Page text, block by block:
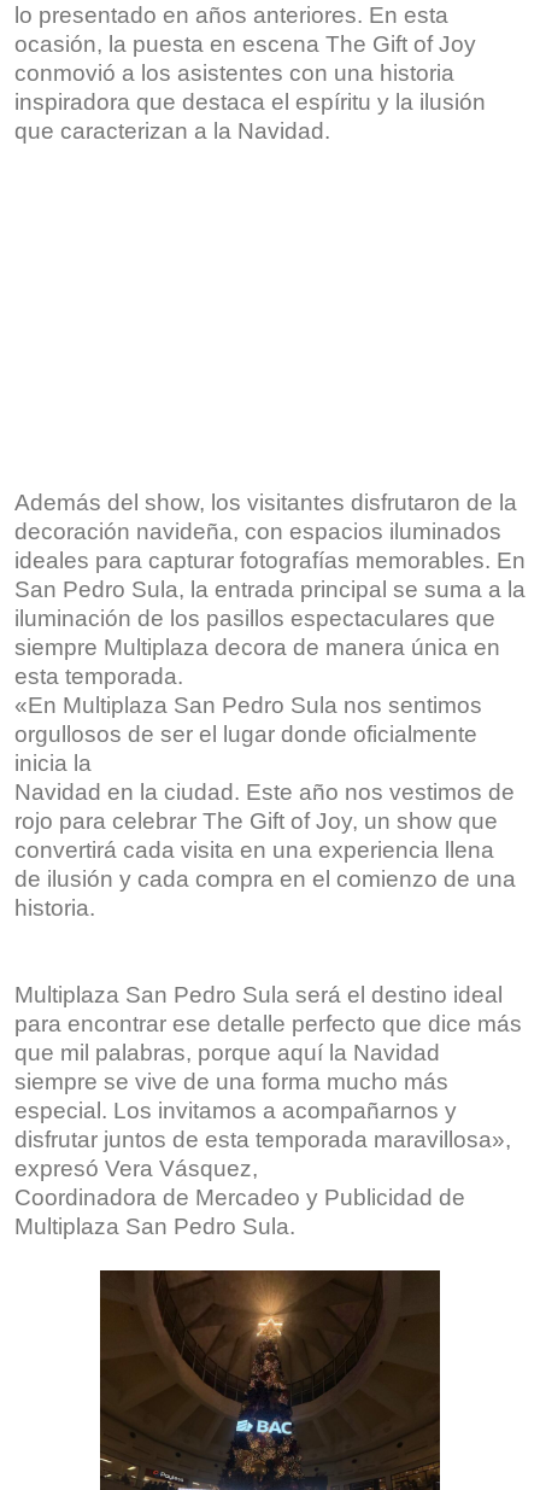
lo presentado en años anteriores. En esta
ocasión, la puesta en escena The Gift of Joy
conmovió a los asistentes con una historia
inspiradora que destaca el espíritu y la ilusión
que caracterizan a la Navidad.
Además del show, los visitantes disfrutaron de la
decoración navideña, con espacios iluminados
ideales para capturar fotografías memorables. En
San Pedro Sula, la entrada principal se suma a la
iluminación de los pasillos espectaculares que
siempre Multiplaza decora de manera única en
esta temporada.
«En Multiplaza San Pedro Sula nos sentimos
orgullosos de ser el lugar donde oficialmente
inicia la
Navidad en la ciudad. Este año nos vestimos de
rojo para celebrar The Gift of Joy, un show que
convertirá cada visita en una experiencia llena
de ilusión y cada compra en el comienzo de una
historia.
Multiplaza San Pedro Sula será el destino ideal
para encontrar ese detalle perfecto que dice más
que mil palabras, porque aquí la Navidad
siempre se vive de una forma mucho más
especial. Los invitamos a acompañarnos y
disfrutar juntos de esta temporada maravillosa»,
expresó Vera Vásquez,
Coordinadora de Mercadeo y Publicidad de
Multiplaza San Pedro Sula.